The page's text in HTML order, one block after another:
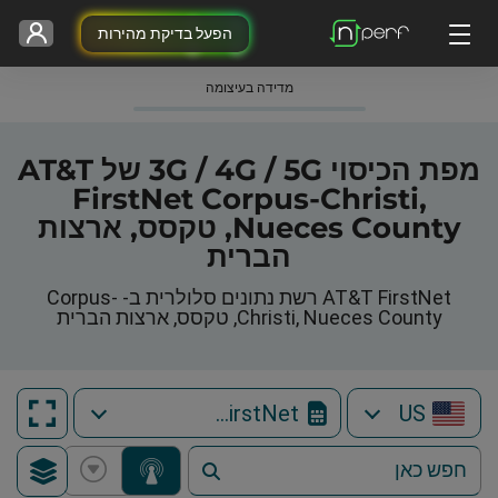
הפעל בדיקת מהירות
מדידה בעיצומה
מפת הכיסוי 3G / 4G / 5G של AT&T
FirstNet Corpus-Christi,
Nueces County, טקסס, ארצות
הברית
AT&T FirstNet רשת נתונים סלולרית ב- Corpus-
Christi, Nueces County, טקסס, ארצות הברית
US
AT&T FirstNet